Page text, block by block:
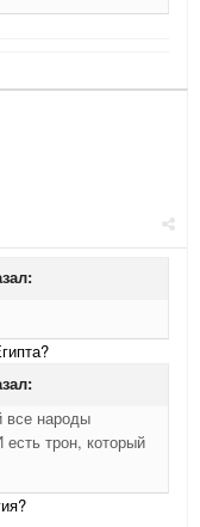
все народы
трон, который